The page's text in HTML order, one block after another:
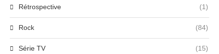
Rétrospective (1)
Rock (84)
Série TV (15)